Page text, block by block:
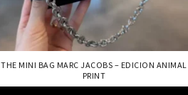
THE MINI BAG MARC JACOBS – EDICION ANIMAL
PRINT